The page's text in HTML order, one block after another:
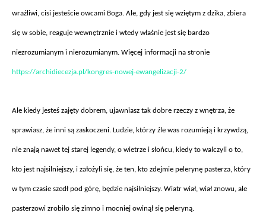
wrażliwi, cisi jesteście owcami Boga. Ale, gdy jest się wziętym z dzika, zbiera
się w sobie, reaguje wewnętrznie i wtedy właśnie jest się bardzo
niezrozumianym i nierozumianym. Więcej informacji na stronie
https://archidiecezja.pl/kongres-nowej-ewangelizacji-2/
Ale kiedy jesteś zajęty dobrem, ujawniasz tak dobre rzeczy z wnętrza, że
sprawiasz, że inni są zaskoczeni. Ludzie, którzy źle was rozumieją i krzywdzą,
nie znają nawet tej starej legendy, o wietrze i słońcu, kiedy to walczyli o to,
kto jest najsilniejszy, i założyli się, że ten, kto zdejmie pelerynę pasterza, który
w tym czasie szedł pod górę, będzie najsilniejszy. Wiatr wiał, wiał znowu, ale
pasterzowi zrobiło się zimno i mocniej owinął się peleryną.